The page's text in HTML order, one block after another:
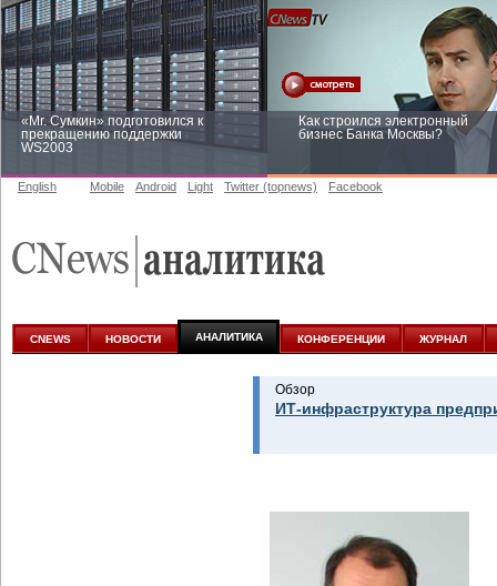
«Mr. Сумкин» подготовился к
прекращению поддержки
WS2003
Как строился электронный
бизнес Банка Москвы?
аналитике
English Mobile Android Light Twitter (topnews) Facebook
CNEWS НОВОСТИ АНАЛИТИКА КОНФЕРЕНЦИИ ЖУРНАЛ
Обзор
ИТ-инфраструктура